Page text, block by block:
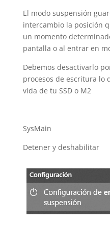
El modo suspensión
intercambio la posición
un momento
pantalla o al entrar en
Debemos desactivarlo
procesos de escritura lo
vida de tu SSD o M2
SysMain
Detener y deshabilitar